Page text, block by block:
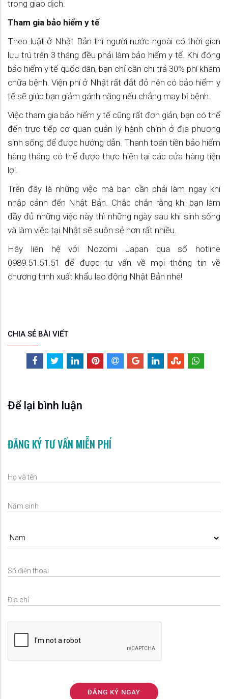
trong giao dịch.
Tham gia bảo hiểm y tế
Theo luật ở Nhật Bản thì người nước ngoài có thời gian
lưu trú trên 3 tháng đều phải làm bảo hiểm y tế. Khi đóng
bảo hiểm y tế quốc dân, bạn chỉ cần chi trả 30% phí khám
chữa bệnh. Viện phí ở Nhật rất đắt đỏ nên có bảo hiểm y
tế sẽ giúp bạn giảm gánh nặng nếu chẳng may bị bệnh.
Việc tham gia bảo hiểm y tế cũng rất đơn giản, bạn có thể
đến trực tiếp cơ quan quản lý hành chính ở địa phương
sinh sống để được hướng dẫn. Thanh toán tiền bảo hiểm
hàng tháng có thể được thực hiện tại các cửa hàng tiện
lợi.
Trên đây là những việc mà bạn cần phải làm ngay khi
nhập cảnh đến Nhật Bản. Chắc chắn rằng khi bạn làm
đầy đủ những việc này thì những ngày sau khi sinh sống
và làm việc tại Nhật sẽ suôn sẻ hơn rất nhiều.
Hãy liên hệ với Nozomi Japan qua số hotline
0989.51.51.51 để được tư vấn về mọi thông tin về
chương trình xuất khẩu lao động Nhật Bản nhé!
CHIA SẺ BÀI VIẾT
Để lại bình luận
ĐĂNG KÝ TƯ VẤN MIỄN PHÍ